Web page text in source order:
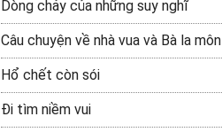
Dòng chảy của những suy nghĩ
Câu chuyện về nhà vua và Bà la môn
Hổ chết còn sói
Đi tìm niềm vui